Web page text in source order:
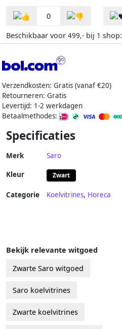
0
Beschikbaar voor 499,- bij 1 shop:
Verzendkosten: Gratis (vanaf €20)
Retourneren: Gratis
Levertijd: 1-2 werkdagen
Betaalmethodes:
Specificaties
Merk Saro
Kleur Zwart
Categorie Koelvitrines, Horeca
Bekijk relevante witgoed
Zwarte Saro witgoed
Saro koelvitrines
Zwarte koelvitrines